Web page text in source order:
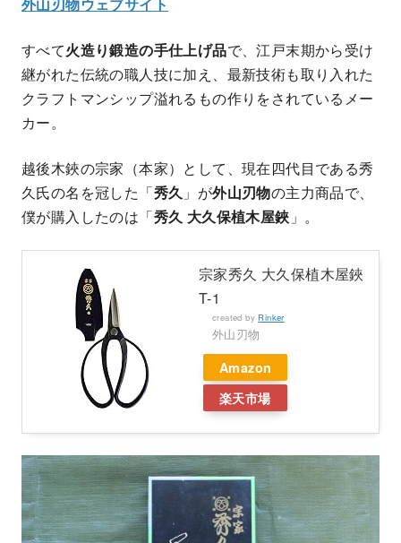
外山刃物ウェブサイト
すべて火造り鍛造の手仕上げ品で、江戸末期から受け
継がれた伝統の職人技に加え、最新技術も取り入れた
クラフトマンシップ溢れるもの作りをされているメー
カー。
越後木鋏の宗家（本家）として、現在四代目である秀
久氏の名を冠した「秀久 」が外山刃物の主力商品で、
僕が購入したのは「秀久 大久保植木屋鋏 」。
宗家秀久 大久保植木屋鋏
T-1
created by Rinker
外山刃物
Amazon
楽天市場